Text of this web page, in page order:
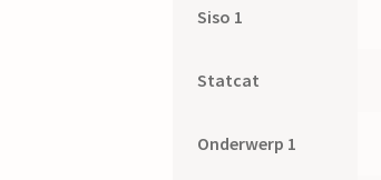
Siso 1
Statcat
Onderwerp 1